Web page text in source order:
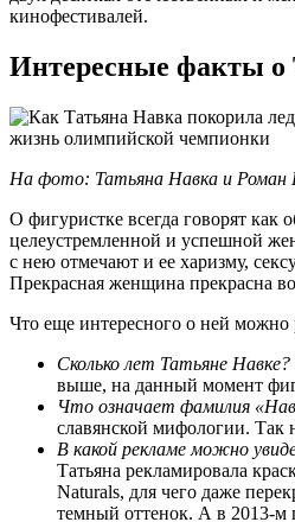
кинофестивалей.
Интересные факты о
На фото: Татьяна Навка и Роман
О фигуристке всегда говорят как
целеустремленной и успешной
с нею отмечают и ее харизму,
Прекрасная женщина прекрасна
Что еще интересного о ней можно
Сколько лет Татьяне Навке?
выше, на данный момент
Что означает фамилия
славянской мифологии. Так
В какой рекламе можно
Татьяна рекламировала
Naturals, для чего даже
темный оттенок. А в 2013-м